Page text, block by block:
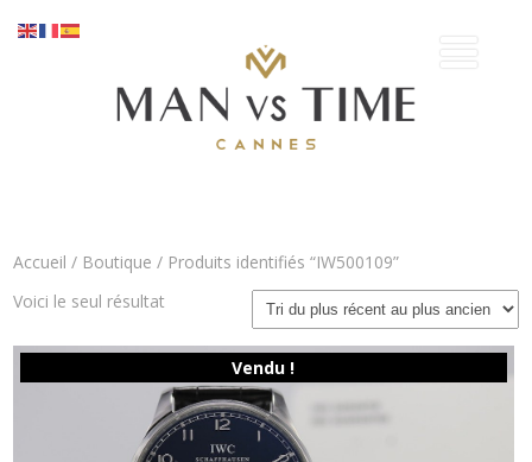
Accueil / Boutique / Produits identifiés “IW500109”
Voici le seul résultat
Vendu !